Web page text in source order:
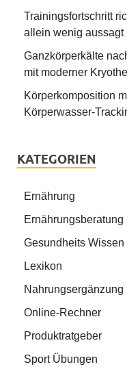
Trainingsfortschritt
allein wenig aussagt
Ganzkörperkälte
mit moderner
Körperkomposition
Körperwasser-
KATEGORIEN
Ernährung
Ernährungsberatung
Gesundheits Wissen
Lexikon
Nahrungsergänzung
Online-Rechner
Produktratgeber
Sport Übungen